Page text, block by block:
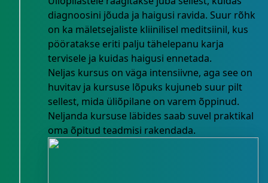
diagnoosini jõuda ja haigusi ravida. Suur rõhk
on ka mäletsejaliste kliinilisel meditsiinil, kus
pööratakse eriti palju tähelepanu karja
tervisele ja kuidas haigusi ennetada.
Neljas kursus on väga intensiivne, aga see on
huvitav ja kursuse lõpuks kujuneb suur pilt
sellest, mida üliõpilane on varem õppinud.
Neljanda kursuse läbides saab suvel praktikal
oma õpitud teadmisi rakendada.